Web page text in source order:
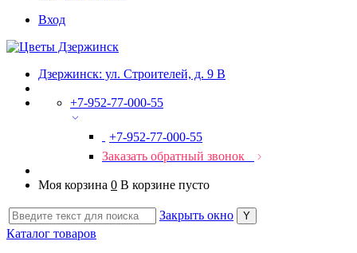
Вход
Дзержинск: ул. Строителей, д. 9 В
+7-952-77-000-55
+7-952-77-000-55
Заказать обратный звонок
Моя корзина 0 В корзине пусто
Закрыть окно
Каталог товаров